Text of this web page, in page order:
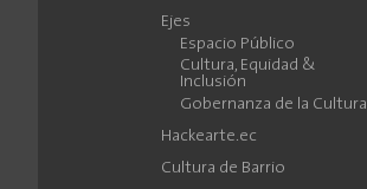
Ejes
Espacio Público
Cultura, Equidad &
Inclusión
Gobernanza de la Cultura
Hackearte.ec
Cultura de Barrio